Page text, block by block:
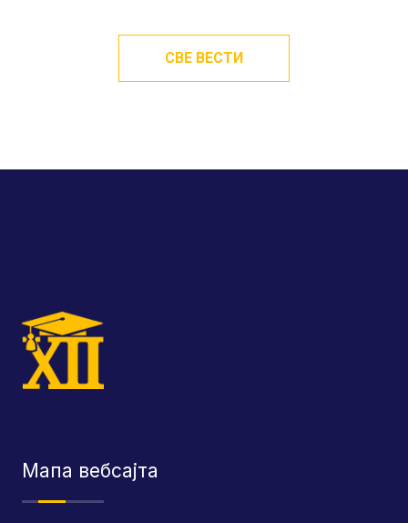
СВЕ ВЕСТИ
Мапа вебсајта